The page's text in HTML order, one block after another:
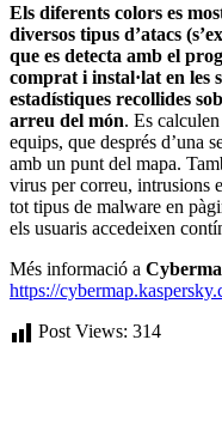
Els diferents colors es
diversos tipus d’atacs
que es detecta amb el
comprat i instal·lat en les
estadístiques recollides
arreu del món. Es
equips, que després d’una
amb un punt del mapa.
virus per correu, intrusions
tot tipus de malware en
els usuaris accedeixen
Més informació a
https://
Post Views: 314